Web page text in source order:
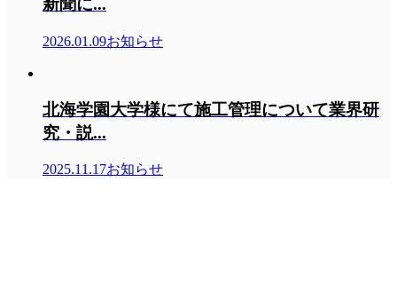
新聞に...
2026.01.09お知らせ
北海学園大学様にて施工管理について業界研
究・説...
2025.11.17お知らせ